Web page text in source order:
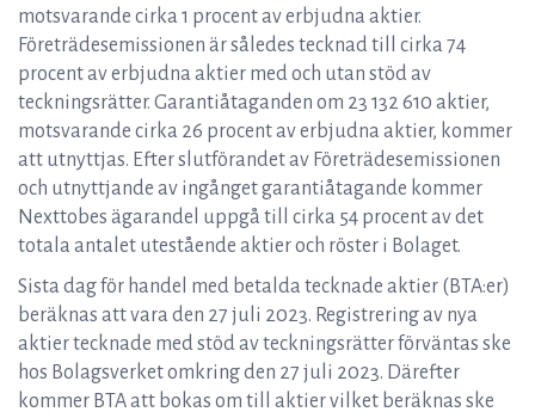
motsvarande cirka 1 procent av erbjudna aktier.
Företrädesemissionen är således tecknad till cirka 74
procent av erbjudna aktier med och utan stöd av
teckningsrätter. Garantiåtaganden om 23 132 610 aktier,
motsvarande cirka 26 procent av erbjudna aktier, kommer
att utnyttjas. Efter slutförandet av Företrädesemissionen
och utnyttjande av ingånget garantiåtagande kommer
Nexttobes ägarandel uppgå till cirka 54 procent av det
totala antalet utestående aktier och röster i Bolaget.
Sista dag för handel med betalda tecknade aktier (BTA:er)
beräknas att vara den 27 juli 2023. Registrering av nya
aktier tecknade med stöd av teckningsrätter förväntas ske
hos Bolagsverket omkring den 27 juli 2023. Därefter
kommer BTA att bokas om till aktier vilket beräknas ske